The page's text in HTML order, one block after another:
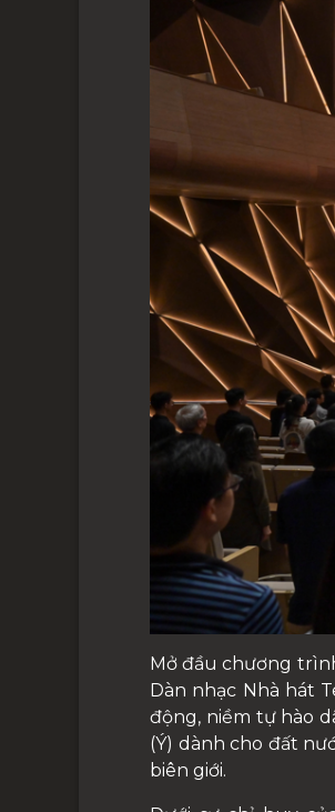
Mở đầu chương
Dàn nhạc Nhà hát
động, niềm tự hào
(Ý) dành cho đất
biên giới.